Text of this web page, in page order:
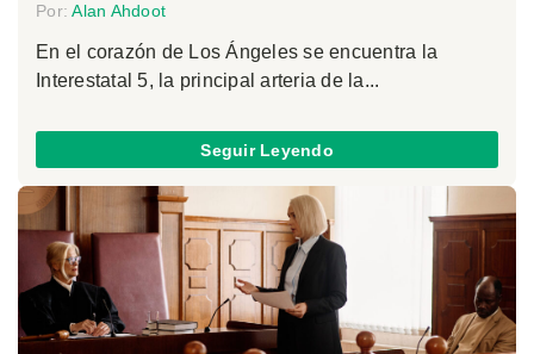
Por:Alan Ahdoot
En el corazón de Los Ángeles se encuentra la
Interestatal 5, la principal arteria de la...
Seguir Leyendo